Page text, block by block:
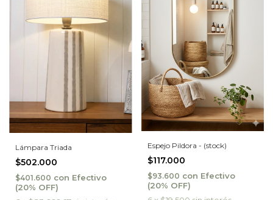
Lámpara Triada
$502.000
$401.600 con Efectivo
Espejo Pildora - (stock)
$117.000
$93.600 con Efectivo